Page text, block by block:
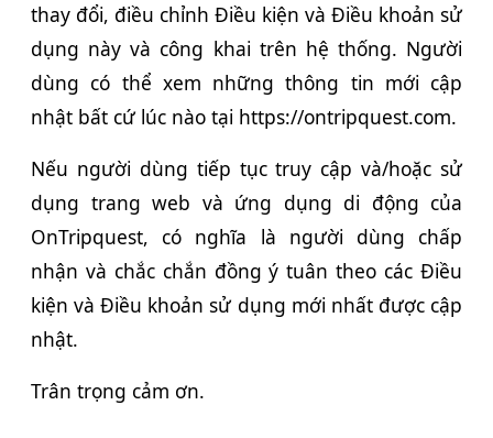
thay đổi, điều chỉnh Điều kiện và Điều khoản sử
dụng này và công khai trên hệ thống. Người
dùng có thể xem những thông tin mới cập
nhật bất cứ lúc nào tại https://ontripquest.com.
Nếu người dùng tiếp tục truy cập và/hoặc sử
dụng trang web và ứng dụng di động của
OnTripquest, có nghĩa là người dùng chấp
nhận và chắc chắn đồng ý tuân theo các Điều
kiện và Điều khoản sử dụng mới nhất được cập
nhật.
Trân trọng cảm ơn.